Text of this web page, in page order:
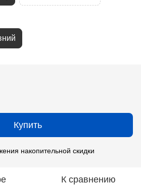
Купить
накопительной скидки
К сравнению